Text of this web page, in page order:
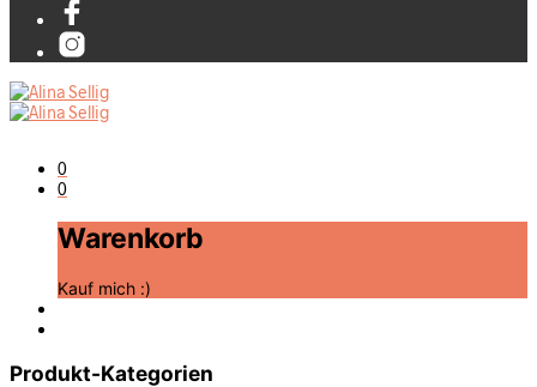
0
0
Warenkorb
Kauf mich :)
Produkt-Kategorien